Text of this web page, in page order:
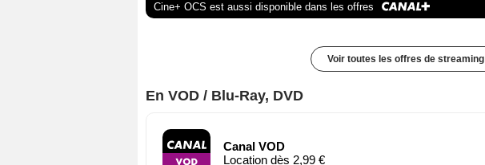
Cine+ OCS est aussi disponible dans les offres
Voir toutes les offres de streaming
En VOD / Blu-Ray, DVD
Canal VOD
Location dès 2,99 €